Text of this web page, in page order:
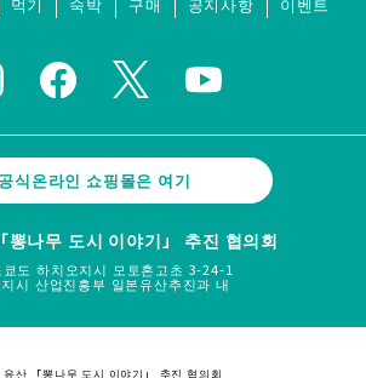
먹기 숙박 구매 공지사항 이벤트
공식온라인 쇼핑몰은 여기
뽕나무 도시 이야기」 추진 협의회
쿄도 하치오지시 모토혼고초 3-24-1
시 산업진흥부 일본유산추진과 내
산 「뽕나무 도시 이야기」 추진 협의회